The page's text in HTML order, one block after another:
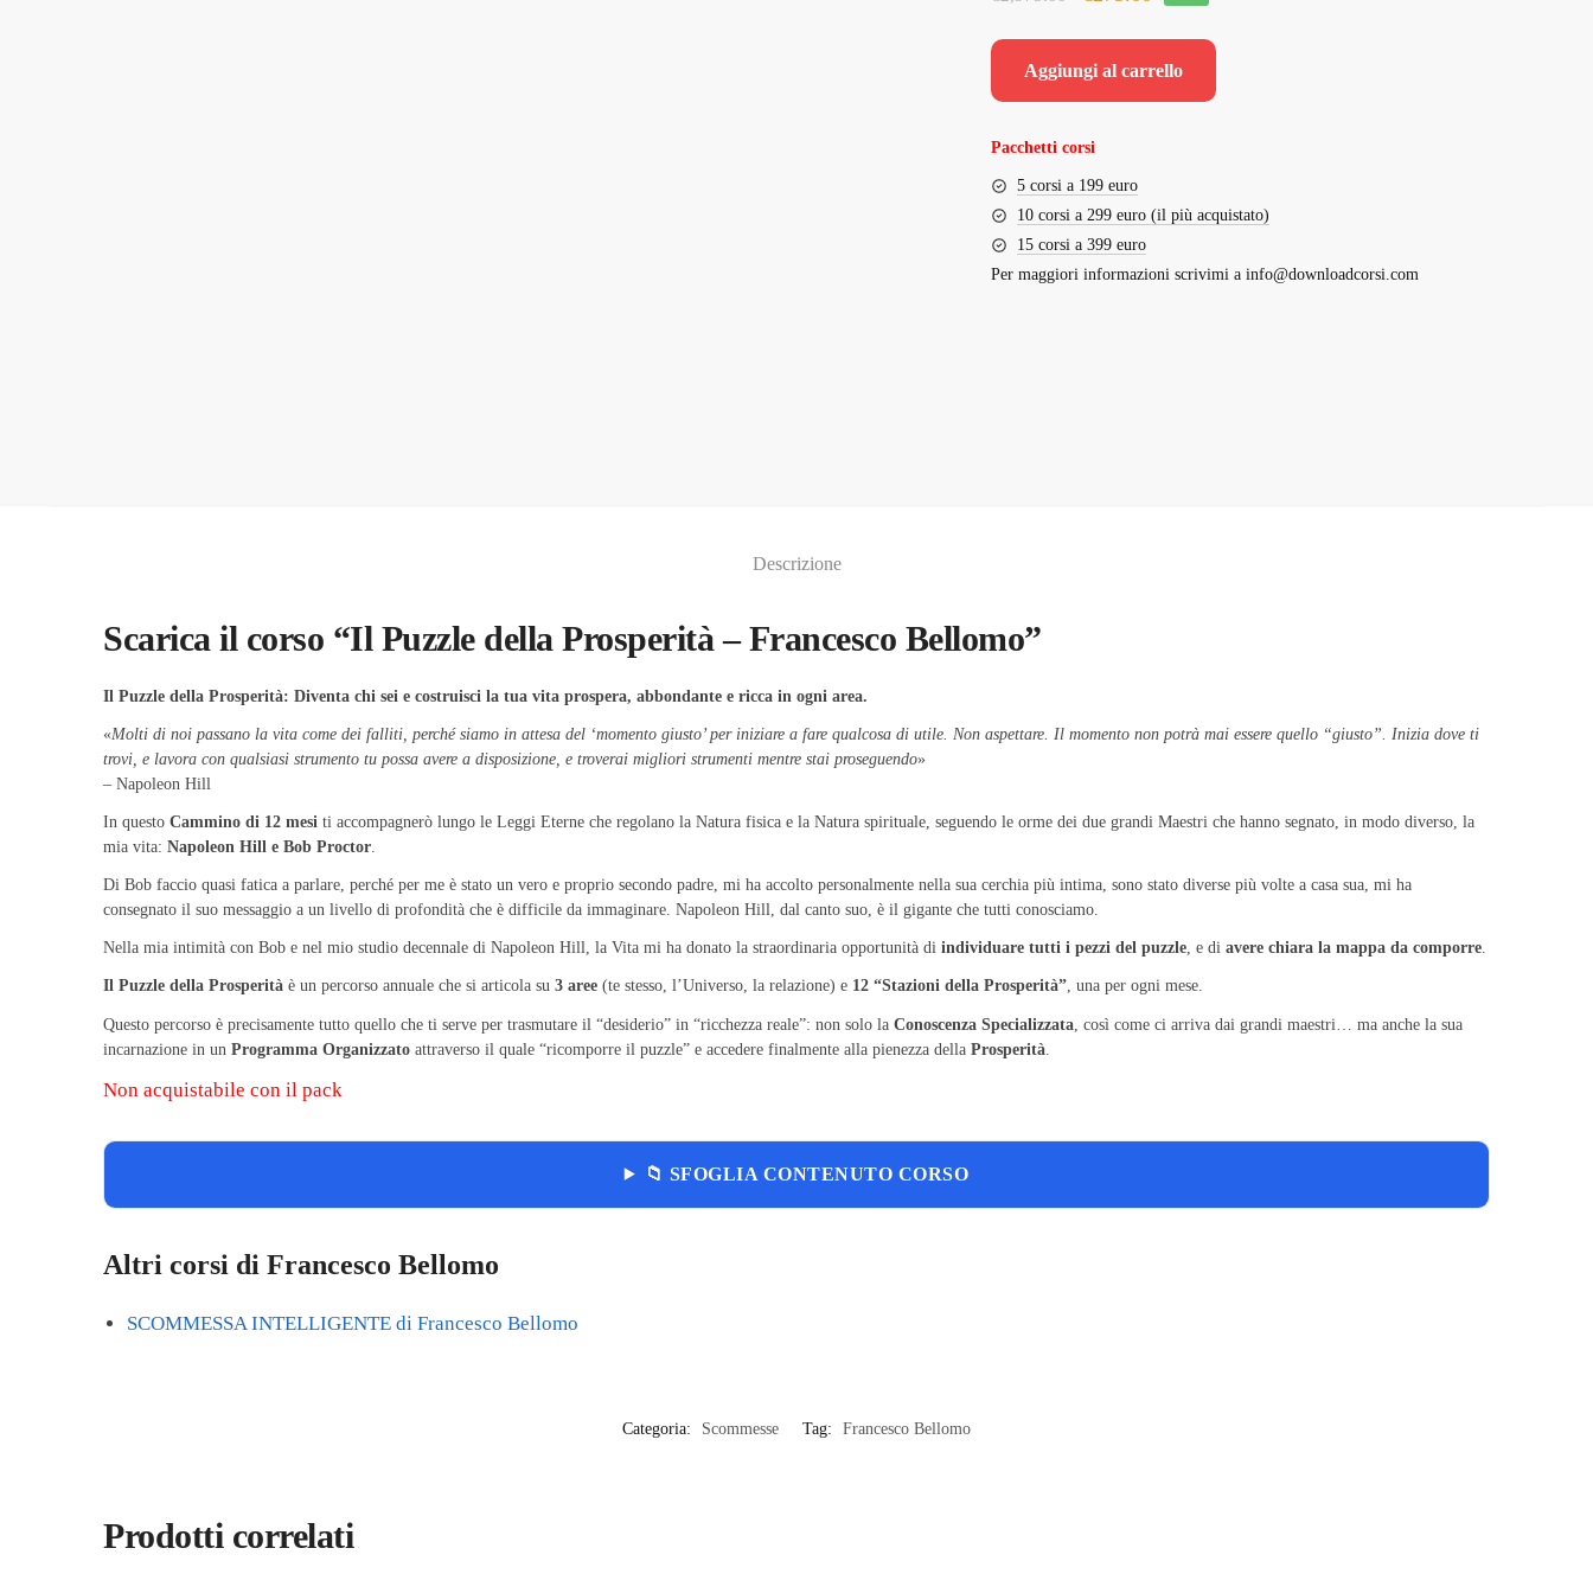
originale
era:
attuale
è:
Aggiungi al carrello
Pacchetti corsi
5 corsi a 199 euro
10 corsi a 299 euro (il più acquistato)
15 corsi a 399 euro
Per maggiori informazioni scrivimi a info@downloadcorsi.com
Descrizione
Scarica il corso “Il Puzzle della Prosperità – Francesco Bellomo”
Il Puzzle della Prosperità: Diventa chi sei e costruisci la tua vita prospera, abbondante e ricca in ogni area.
«Molti di noi passano la vita come dei falliti, perché siamo in attesa del ‘momento giusto’ per iniziare a fare qualcosa di utile. Non aspettare. Il momento non potrà mai essere quello “giusto”. Inizia dove ti
trovi, e lavora con qualsiasi strumento tu possa avere a disposizione, e troverai migliori strumenti mentre stai proseguendo»
– Napoleon Hill
In questoCammino di 12 mesi ti accompagnerò lungo le Leggi Eterne che regolano la Natura fisica e la Natura spirituale, seguendo le orme dei due grandi Maestri che hanno segnato, in modo diverso, la
mia vita:Napoleon Hill e Bob Proctor
Di Bob faccio quasi fatica a parlare, perché per me è stato un vero e proprio secondo padre, mi ha accolto personalmente nella sua cerchia più intima, sono stato diverse più volte a casa sua, mi ha
consegnato il suo messaggio a un livello di profondità che è difficile da immaginare. Napoleon Hill, dal canto suo, è il gigante che tutti conosciamo.
Nella mia intimità con Bob e nel mio studio decennale di Napoleon Hill, la Vita mi ha donato la straordinaria opportunità diindividuare tutti i pezzi del puzzle, e diavere chiara la mappa da comporre.
Il Puzzle della Prosperità è un percorso annuale che si articola su3 aree (te stesso, l’Universo, la relazione) e 12 “Stazioni della Prosperità”, una per ogni mese.
Questo percorso è precisamente tutto quello che ti serve per trasmutare il “desiderio” in “ricchezza reale”: non solo laConoscenza Specializzata , così come ci arriva dai grandi maestri… ma anche la sua
incarnazione in unProgramma Organizzato attraverso il quale “ricomporre il puzzle” e accedere finalmente alla pienezza dellaProsperità
Non acquistabile con il pack
📁 SFOGLIA CONTENUTO CORSO
Altri corsi di Francesco Bellomo
SCOMMESSA INTELLIGENTE di Francesco Bellomo
Categoria: Scommesse Tag: Francesco Bellomo
Prodotti correlati